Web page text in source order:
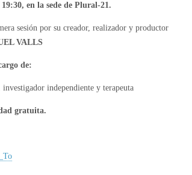
19:30, en la sede de Plural-21.
sesión por su creador, realizador y productor
VALLS
de:
independiente y terapeuta
gratuita.